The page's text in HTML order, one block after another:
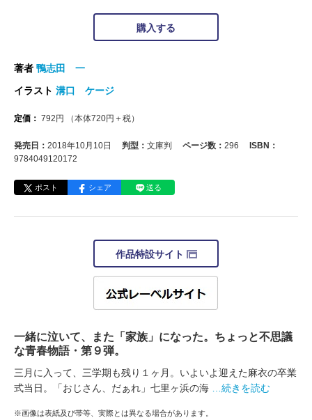
購入する
著者 鴨志田 一
イラスト 溝口 ケージ
定価： 792 円 （本体720円＋税）
発売日： 2018年10月10日 判型： 文庫判 ページ数： 296
ISBN：
9784049120172
ポスト シェア 送る
作品特設サイト
一緒に泣いて、また「家族」になった。ちょっと不思議
な青春物語・第９弾。
三月に入って、三学期も残り１ヶ月。いよいよ迎えた麻衣の卒業
式当日。「おじさん、だぁれ」七里ヶ浜の海
…続きを読む
※画像は表紙及び帯等、実際とは異なる場合があります。